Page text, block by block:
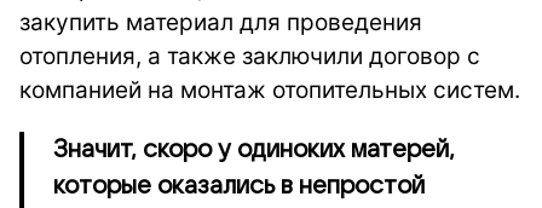
закупить материал для проведения
отопления, а также заключили договор с
компанией на монтаж отопительных систем.
Значит, скоро у одиноких матерей,
которые оказались в непростой